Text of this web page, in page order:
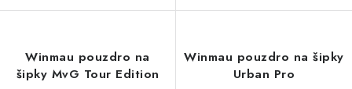
Winmau pouzdro na
šipky MvG Tour Edition
Winmau pouzdro na šipky
Urban Pro